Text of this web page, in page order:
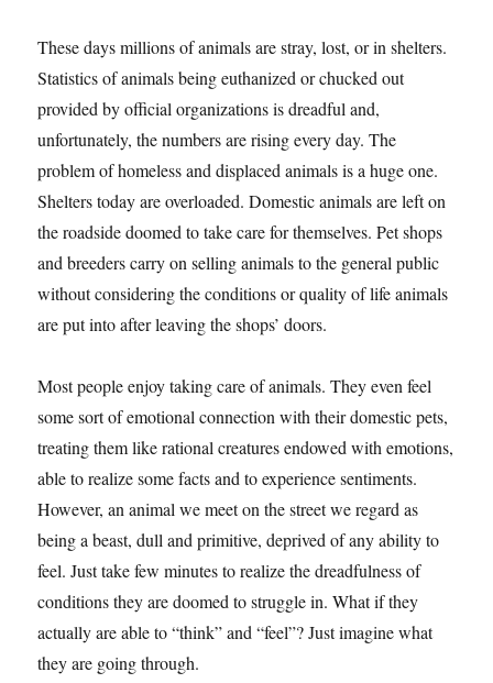
These days millions of animals are stray, lost, or in shelters.
Statistics of animals being euthanized or chucked out
provided by official organizations is dreadful and,
unfortunately, the numbers are rising every day. The
problem of homeless and displaced animals is a huge one.
Shelters today are overloaded. Domestic animals are left on
the roadside doomed to take care for themselves. Pet shops
and breeders carry on selling animals to the general public
without considering the conditions or quality of life animals
are put into after leaving the shops’ doors.
Most people enjoy taking care of animals. They even feel
some sort of emotional connection with their domestic pets,
treating them like rational creatures endowed with emotions,
able to realize some facts and to experience sentiments.
However, an animal we meet on the street we regard as
being a beast, dull and primitive, deprived of any ability to
feel. Just take few minutes to realize the dreadfulness of
conditions they are doomed to struggle in. What if they
actually are able to “think” and “feel”? Just imagine what
they are going through.